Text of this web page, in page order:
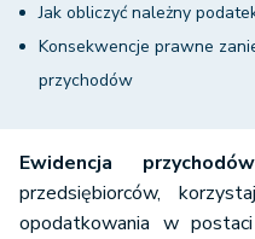
Jak obliczyć należny
Konsekwencje prawne
przychodów
Ewidencja przychodów
przedsiębiorców,
opodatkowania w postaci